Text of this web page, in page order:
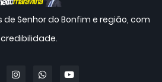
Senhor do Bonfim e região, com
credibilidade.